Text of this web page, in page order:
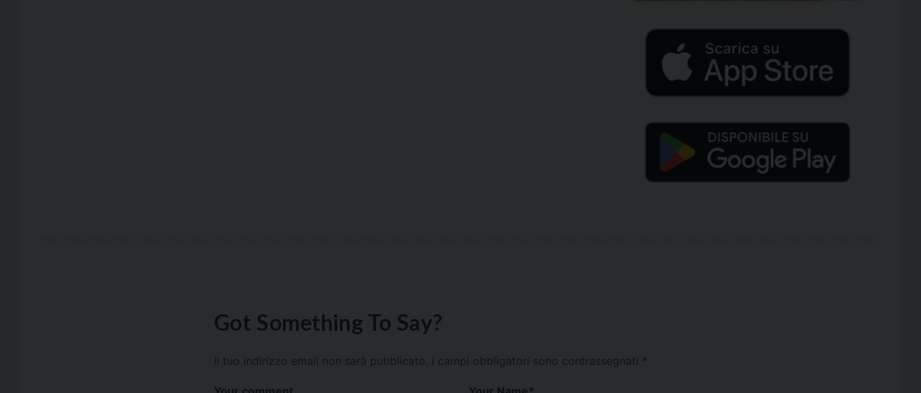
Got Something To Say?
Il tuo indirizzo email non sarà pubblicato. I campi obbligatori sono contrassegnati *